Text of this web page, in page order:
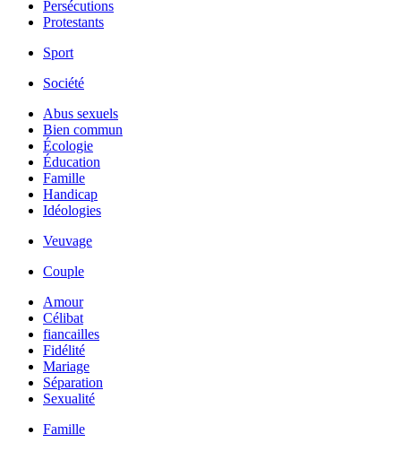
Persécutions
Protestants
Sport
Société
Abus sexuels
Bien commun
Écologie
Éducation
Famille
Handicap
Idéologies
Veuvage
Couple
Amour
Célibat
fiancailles
Fidélité
Mariage
Séparation
Sexualité
Famille